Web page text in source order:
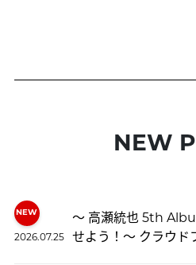
NEW
2026.07.25
〜 高瀬統也 5th
せよう！〜 クラウド